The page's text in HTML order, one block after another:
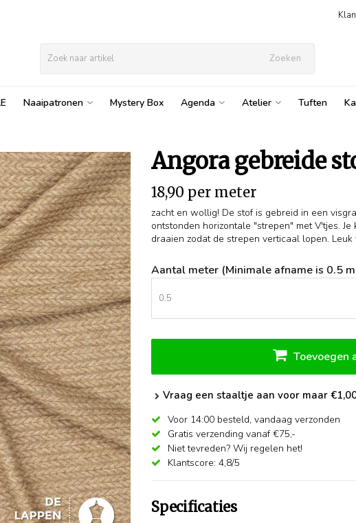
Zoeken
Naaipatronen Mystery Box Agenda Atelier Tuften
Angora gebreide
18,90 per meter
zacht en wollig! De stof is gebreid in een
ontstonden horizontale "strepen" met V'tjes.
draaien zodat de strepen verticaal lopen. Leuk
Aantal meter (Minimale afname is 0.5
Toevoegen
Vraag een staaltje aan voor maar
Voor 14:00 besteld, vandaag verzonden
Gratis verzending vanaf €75,-
Niet tevreden? Wij regelen het!
Klantscore: 4,8/5
Specificaties